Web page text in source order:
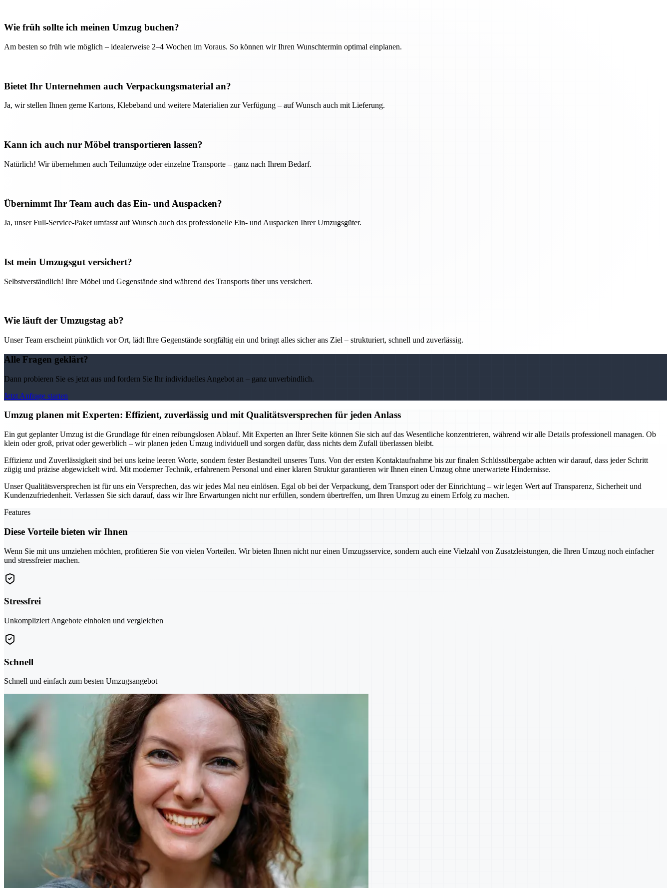
Wie früh sollte ich meinen Umzug buchen?
Am besten so früh wie möglich – idealerweise 2–4 Wochen im Voraus. So können wir Ihren Wunschtermin optimal einplanen.
Bietet Ihr Unternehmen auch Verpackungsmaterial an?
Ja, wir stellen Ihnen gerne Kartons, Klebeband und weitere Materialien zur Verfügung – auf Wunsch auch mit Lieferung.
Kann ich auch nur Möbel transportieren lassen?
Natürlich! Wir übernehmen auch Teilumzüge oder einzelne Transporte – ganz nach Ihrem Bedarf.
Übernimmt Ihr Team auch das Ein- und Auspacken?
Ja, unser Full-Service-Paket umfasst auf Wunsch auch das professionelle Ein- und Auspacken Ihrer Umzugsgüter.
Ist mein Umzugsgut versichert?
Selbstverständlich! Ihre Möbel und Gegenstände sind während des Transports über uns versichert.
Wie läuft der Umzugstag ab?
Unser Team erscheint pünktlich vor Ort, lädt Ihre Gegenstände sorgfältig ein und bringt alles sicher ans Ziel – strukturiert, schnell und zuverlässig.
Alle Fragen geklärt?
Dann probieren Sie es jetzt aus und fordern Sie Ihr individuelles Angebot an – ganz unverbindlich.
Jetzt Anfrage starten
Umzug planen mit Experten: Effizient, zuverlässig und mit Qualitätsversprechen für jeden Anlass
Ein gut geplanter Umzug ist die Grundlage für einen reibungslosen Ablauf. Mit Experten an Ihrer Seite können Sie sich auf das Wesentliche konzentrieren, während wir alle Details professionell managen. Ob
klein oder groß, privat oder gewerblich – wir planen jeden Umzug individuell und sorgen dafür, dass nichts dem Zufall überlassen bleibt.
Effizienz und Zuverlässigkeit sind bei uns keine leeren Worte, sondern fester Bestandteil unseres Tuns. Von der ersten Kontaktaufnahme bis zur finalen Schlüssübergabe achten wir darauf, dass jeder Schritt
zügig und präzise abgewickelt wird. Mit moderner Technik, erfahrenem Personal und einer klaren Struktur garantieren wir Ihnen einen Umzug ohne unerwartete Hindernisse.
Unser Qualitätsversprechen ist für uns ein Versprechen, das wir jedes Mal neu einlösen. Egal ob bei der Verpackung, dem Transport oder der Einrichtung – wir legen Wert auf Transparenz, Sicherheit und
Kundenzufriedenheit. Verlassen Sie sich darauf, dass wir Ihre Erwartungen nicht nur erfüllen, sondern übertreffen, um Ihren Umzug zu einem Erfolg zu machen.
Features
Diese Vorteile bieten wir Ihnen
Wenn Sie mit uns umziehen möchten, profitieren Sie von vielen Vorteilen. Wir bieten Ihnen nicht nur einen Umzugsservice, sondern auch eine Vielzahl von Zusatzleistungen, die Ihren Umzug noch einfacher
und stressfreier machen.
Stressfrei
Unkompliziert Angebote einholen und vergleichen
Schnell
Schnell und einfach zum besten Umzugsangebot